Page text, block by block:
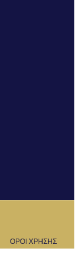
ΟΡΟΙ ΧΡΗΣΗΣ